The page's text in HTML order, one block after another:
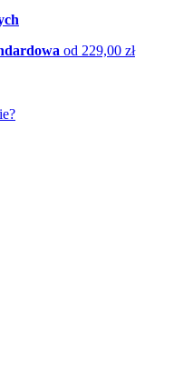
od 229,00 zł